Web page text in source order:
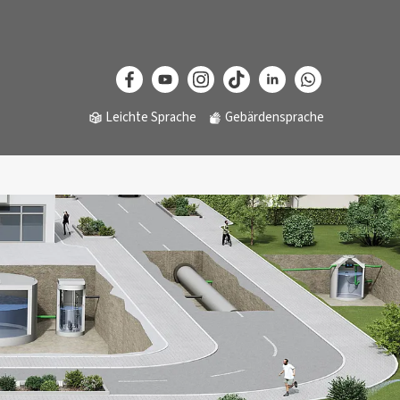
Leichte Sprache Gebärdensprache